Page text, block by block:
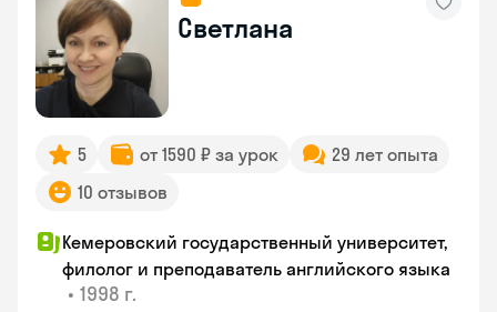
Светлана
5 от 1590 ₽ за урок
29 лет опыта
10 отзывов
Кемеровский государственный университет,
филолог и преподаватель английского языка
• 1998 г.